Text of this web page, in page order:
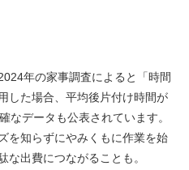
年の家事調査によると「時間
した場合、平均後片付け時間が
なデータも公表されています。
を知らずにやみくもに作業を始
な出費につながることも。